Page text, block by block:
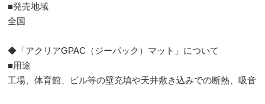
■発売地域
全国
◆「アクリアGPAC（ジーパック）マット」について
■用途
工場、体育館、ビル等の壁充填や天井敷き込みでの断熱、吸音